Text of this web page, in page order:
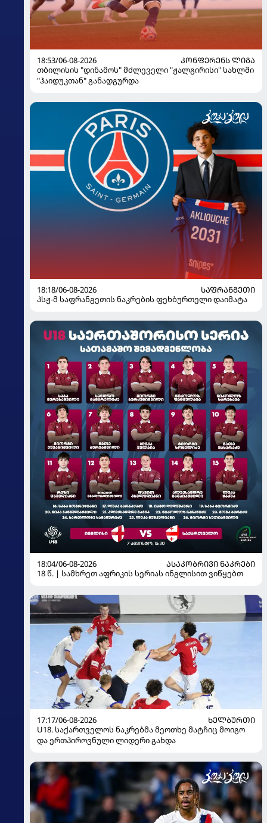
18:53/06-08-2026
ᲙᲝᲜᲤᲔᲠᲔᲜᲡ ᲚᲘᲒᲐ
თბილისის "დინამოს" მძლეველი "ჟალგირისი" სახლში
"ჰაიდუკთან" განადგურდა
18:18/06-08-2026
ᲡᲐᲤᲠᲐᲜᲒᲔᲗᲘ
პსჟ-მ საფრანგეთის ნაკრების ფეხბურთელი დაიმატა
18:04/06-08-2026
ᲐᲡᲐᲙᲝᲑᲠᲘᲕᲘ ᲜᲐᲙᲠᲔᲑᲘ
18 წ. | სამხრეთ აფრიკის სერიას ინგლისით ვიწყებთ
17:17/06-08-2026
ᲮᲔᲚᲑᲣᲠᲗᲘ
U18. საქართველოს ნაკრებმა მეოთხე მატჩიც მოიგო
და ერთპიროვნული ლიდერი გახდა